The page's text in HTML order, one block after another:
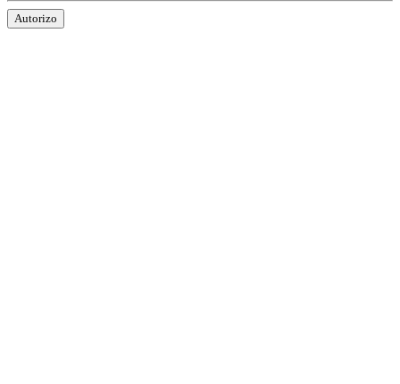
Autorizo